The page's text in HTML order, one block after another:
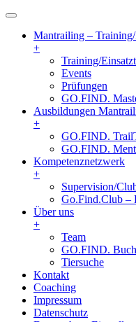
Mantrailing –
+
Training/
Events
Prüfungen
GO.FIND.
Ausbildungen
+
GO.FIND.
GO.FIND.
Kompetenznetzwerk
+
Supervision/
Go.Find.Club –
Über uns
+
Team
GO.FIND. Buch
Tiersuche
Kontakt
Coaching
Impressum
Datenschutz